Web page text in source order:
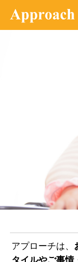
アプローチは、
タイルやご事情